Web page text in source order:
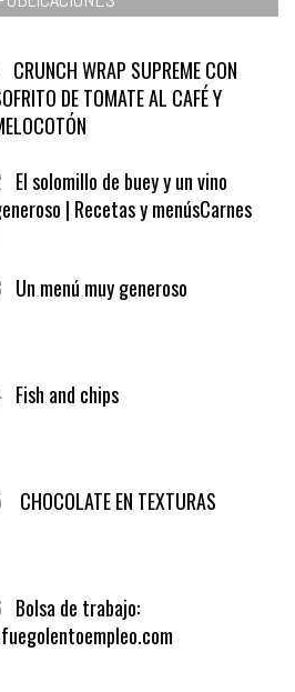
CRUNCH WRAP SUPREME CON
DE TOMATE AL CAFÉ Y
El solomillo de buey y un vino
| Recetas y menúsCarnes
Un menú muy generoso
Fish and chips
CHOCOLATE EN TEXTURAS
Bolsa de trabajo: